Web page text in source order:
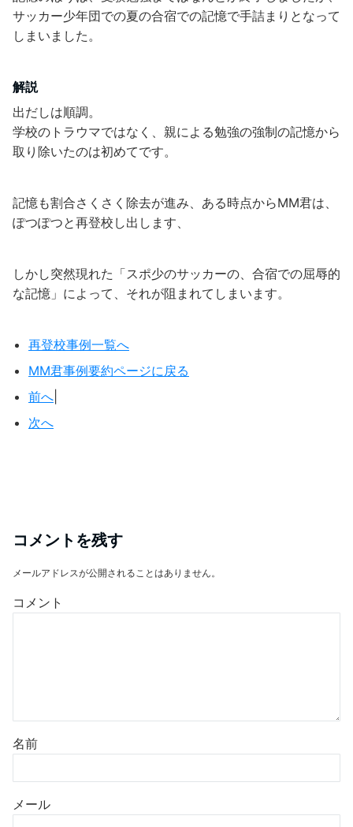
サッカー少年団での夏の合宿での記憶で手詰まりとなって
しまいました。
解説
出だしは順調。
学校のトラウマではなく、親による勉強の強制の記憶から
取り除いたのは初めてです。
記憶も割合さくさく除去が進み、ある時点からMM君は、
ぽつぽつと再登校し出します、
しかし突然現れた「スポ少のサッカーの、合宿での屈辱的
な記憶」によって、それが阻まれてしまいます。
再登校事例一覧へ
MM君事例要約ページに戻る
前へ
次へ
コメントを残す
メールアドレスが公開されることはありません。
コメント
名前
メール